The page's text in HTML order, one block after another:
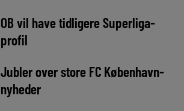
OB vil have tidligere Superliga-
profil
Jubler over store FC København-
nyheder